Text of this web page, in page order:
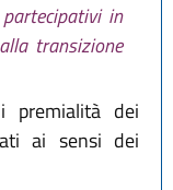
in
transizione
premialità dei
ai sensi dei